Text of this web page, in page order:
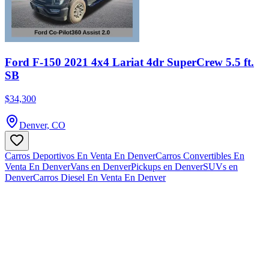
Ford F-150 2021 4x4 Lariat 4dr SuperCrew 5.5 ft.
SB
$34,300
Denver, CO
Carros Deportivos En Venta En DenverCarros Convertibles En
Venta En DenverVans en DenverPickups en DenverSUVs en
DenverCarros Diesel En Venta En Denver